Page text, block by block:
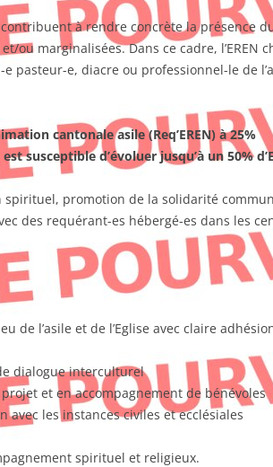
contribuent à rendre concrète la présence
ou marginalisées. Dans ce cadre, l’EREN
e pasteur-e, diacre ou professionnel-le de
cantonale asile (Req’EREN) à 25%
susceptible d’évoluer jusqu’à un 50%
spirituel, promotion de la solidarité
des requérant-es hébergé-es dans les
de l’asile et de l’Eglise avec claire
dialogue interculturel
et en accompagnement de bénévoles
avec les instances civiles et ecclésiales
spirituel et religieux.